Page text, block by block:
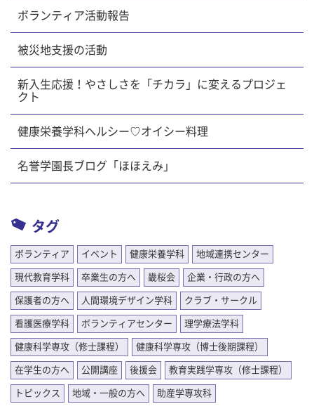
ボランティア活動報告
被災地支援の活動
新入生応援！やさしさを「チカラ」に変えるプロジェ
クト
健康栄養学科ヘルシー♡オイシー料理
名誉学園長ブログ「ほほえみ」
タグ
ボランティア イベント 健康栄養学科 地域連携センター
現代教育学科 卒業生の方へ 畿桜会 企業・行政の方へ
保護者の方へ 人間環境デザイン学科 クラブ・サークル
看護医療学科 ボランティアセンター 理学療法学科
健康科学専攻（修士課程） 健康科学専攻（博士後期課程）
在学生の方へ 公開講座 後援会 教育実践学専攻（修士課程）
トピックス 地域・一般の方へ 助産学専攻科